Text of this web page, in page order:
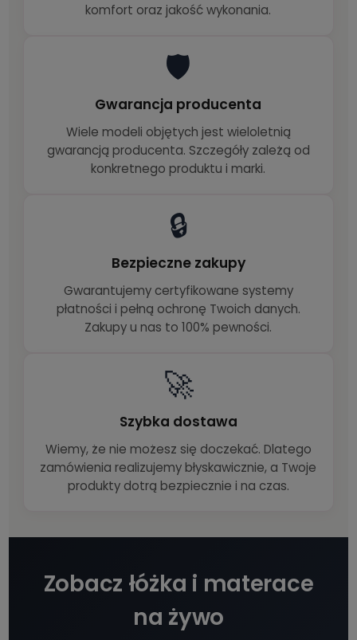
komfort oraz jakość wykonania.
🛡️
Gwarancja producenta
Wiele modeli objętych jest wieloletnią
gwarancją producenta. Szczegóły zależą od
konkretnego produktu i marki.
🔒
Bezpieczne zakupy
Gwarantujemy certyfikowane systemy
płatności i pełną ochronę Twoich danych.
Zakupy u nas to 100% pewności.
🚀
Szybka dostawa
Wiemy, że nie możesz się doczekać. Dlatego
zamówienia realizujemy błyskawicznie, a Twoje
produkty dotrą bezpiecznie i na czas.
Zobacz łóżka i materace
na żywo